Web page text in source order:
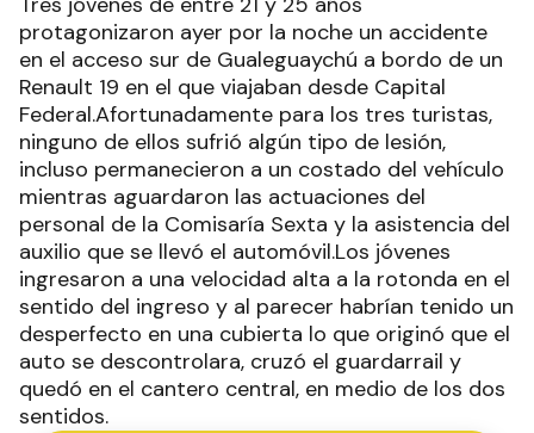
protagonizaron ayer por la noche un accidente
en el acceso sur de Gualeguaychú a bordo de un
Renault 19 en el que viajaban desde Capital
Federal.Afortunadamente para los tres turistas,
ninguno de ellos sufrió algún tipo de lesión,
incluso permanecieron a un costado del vehículo
mientras aguardaron las actuaciones del
personal de la Comisaría Sexta y la asistencia del
auxilio que se llevó el automóvil.Los jóvenes
ingresaron a una velocidad alta a la rotonda en el
sentido del ingreso y al parecer habrían tenido un
desperfecto en una cubierta lo que originó que el
auto se descontrolara, cruzó el guardarrail y
quedó en el cantero central, en medio de los dos
sentidos.